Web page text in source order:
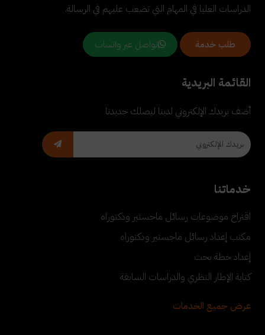
الدراسات العليا في المهام التي تصعب عليهم في الرسالة.
طلب خدمة تواصل عبر واتساب
القائمة البريدية
أضف بريدك الإلكتروني لدينا ليصلك جديدنا
خدماتنا
اقتراح موضوعات رسائل ماجستير ودكتوراه
مكتب إعداد رسائل ماجستير ودكتوراه
إعداد خطة بحث
كتابة الإطار النظري والدراسات السابقة
عرض جميع الخدمات